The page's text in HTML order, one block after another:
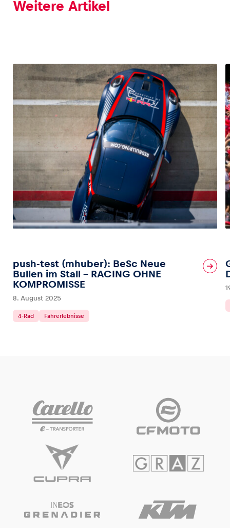
Weitere Artikel
push-test (mhuber): BeSc Neue
Bullen im Stall – RACING OHNE
KOMPROMISSE
8. August 2025
4-Rad Fahrerlebnisse